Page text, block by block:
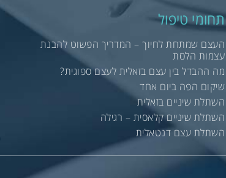
תחומי טיפול
העצם שמתחת לחיוך – המדריך הפשוט להבנת
עצמות הלסת
מה ההבדל בין עצם בזאלית לעצם ספוגית?
שיקום הפה ביום אחד
השתלת שיניים בזאלית
השתלת שיניים קלאסית – רגילה
השתלת עצם דנטאלית